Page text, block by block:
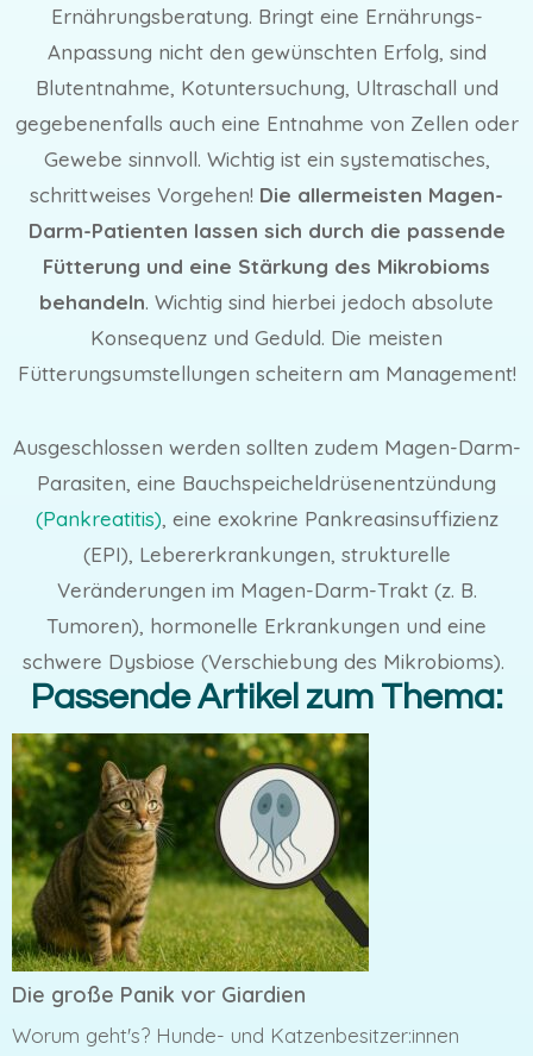
Ernährungsberatung. Bringt eine Ernährungs-
Anpassung nicht den gewünschten Erfolg, sind
Blutentnahme, Kotuntersuchung, Ultraschall und
gegebenenfalls auch eine Entnahme von Zellen oder
Gewebe sinnvoll. Wichtig ist ein systematisches,
schrittweises Vorgehen! Die allermeisten Magen-
Darm-Patienten lassen sich durch die passende
Fütterung und eine Stärkung des Mikrobioms
behandeln. Wichtig sind hierbei jedoch absolute
Konsequenz und Geduld. Die meisten
Fütterungsumstellungen scheitern am Management!
Ausgeschlossen werden sollten zudem Magen-Darm-
Parasiten, eine Bauchspeicheldrüsenentzündung
(Pankreatitis), eine exokrine Pankreasinsuffizienz
(EPI), Lebererkrankungen, strukturelle
Veränderungen im Magen-Darm-Trakt (z. B.
Tumoren), hormonelle Erkrankungen und eine
schwere Dysbiose (Verschiebung des Mikrobioms).
Passende Artikel zum Thema:
Die große Panik vor Giardien
Worum geht's? Hunde- und Katzenbesitzer:innen